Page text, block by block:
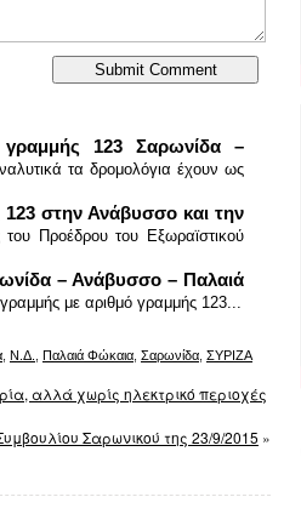
γραμμής 123 Σαρωνίδα –
τα δρομολόγια έχουν ως
στην Ανάβυσσο και την
Προέδρου του Εξωραϊστικού
– Ανάβυσσο – Παλαιά
με αριθμό γραμμής 123...
Ν.Δ. Παλαιά Φώκαια Σαρωνίδα ΣΥΡΙΖΑ
αλλά χωρίς ηλεκτρικό περιοχές
Σαρωνικού της 23/9/2015 »